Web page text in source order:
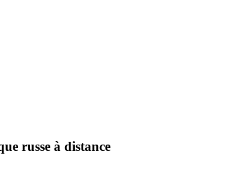
russe à distance